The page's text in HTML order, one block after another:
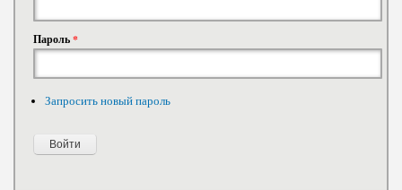
Пароль*
Запросить новый пароль